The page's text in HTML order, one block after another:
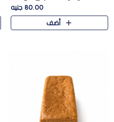
80.00 جنيه
أضف